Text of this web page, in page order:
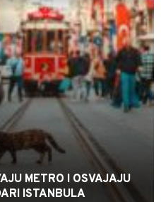
METRO I OSVAJAJU
ISTANBULA